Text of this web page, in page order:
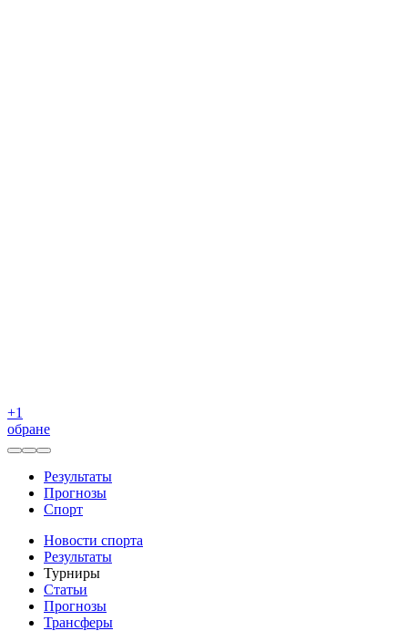
+1
обране
Результаты
Прогнозы
Спорт
Новости спорта
Результаты
Турниры
Статьи
Прогнозы
Трансферы